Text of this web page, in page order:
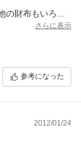
財布もいろい
うので思い切っ
いうロゴを囲う
かる柄が入っ
強弱が付いてま
やかさを出すた
許容範囲です
さらに表示
参考になった
2012/01/24